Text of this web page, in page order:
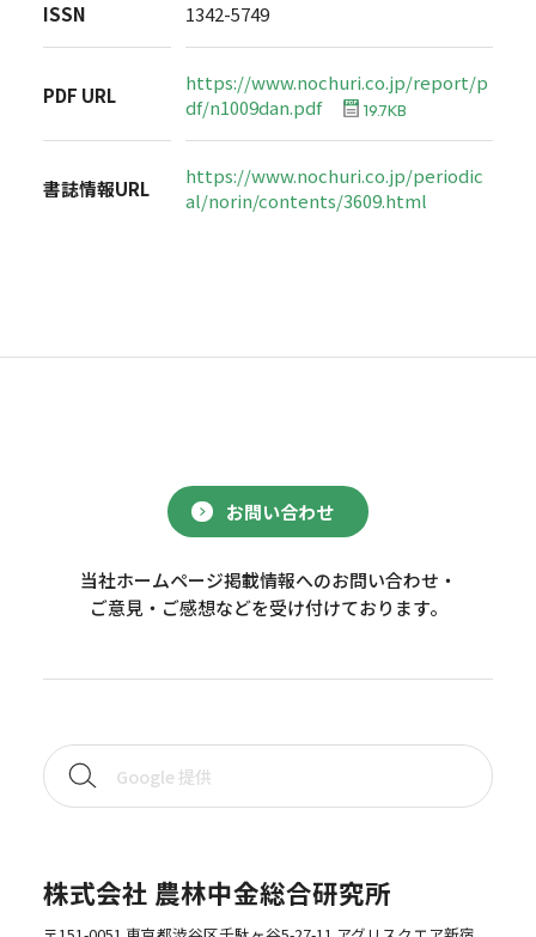
ISSN 1342-5749
PDF URL
https://www.nochuri.co.jp/report/p
df/n1009dan.pdf
19.7KB
書誌情報URL
https://www.nochuri.co.jp/periodic
al/norin/contents/3609.html
お問い合わせ
当社ホームページ掲載情報へのお問い合わせ・
ご意見・ご感想などを受け付けております。
株式会社 農林中金総合研究所